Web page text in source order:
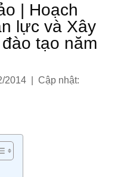
| Hoạch
lực và Xây
tạo năm
2014 | Cập nhật: